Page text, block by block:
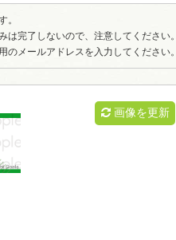
。
完了しないので、注意してください。
メールアドレスを入力してください。
画像を更新